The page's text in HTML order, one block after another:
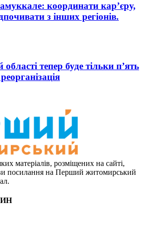
координати кар’єру,
з інших регіонів.
тепер буде тільки п’ять
матеріалів, розміщених на сайті,
посилання на Перший житомирський